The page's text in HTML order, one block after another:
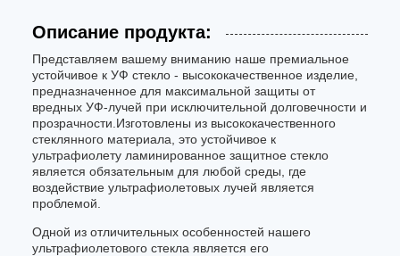
Описание продукта:
Представляем вашему вниманию наше премиальное
устойчивое к УФ стекло - высококачественное изделие,
предназначенное для максимальной защиты от
вредных УФ-лучей при исключительной долговечности и
прозрачности.Изготовлены из высококачественного
стеклянного материала, это устойчивое к
ультрафиолету ламинированное защитное стекло
является обязательным для любой среды, где
воздействие ультрафиолетовых лучей является
проблемой.
Одной из отличительных особенностей нашего
ультрафиолетового стекла является его